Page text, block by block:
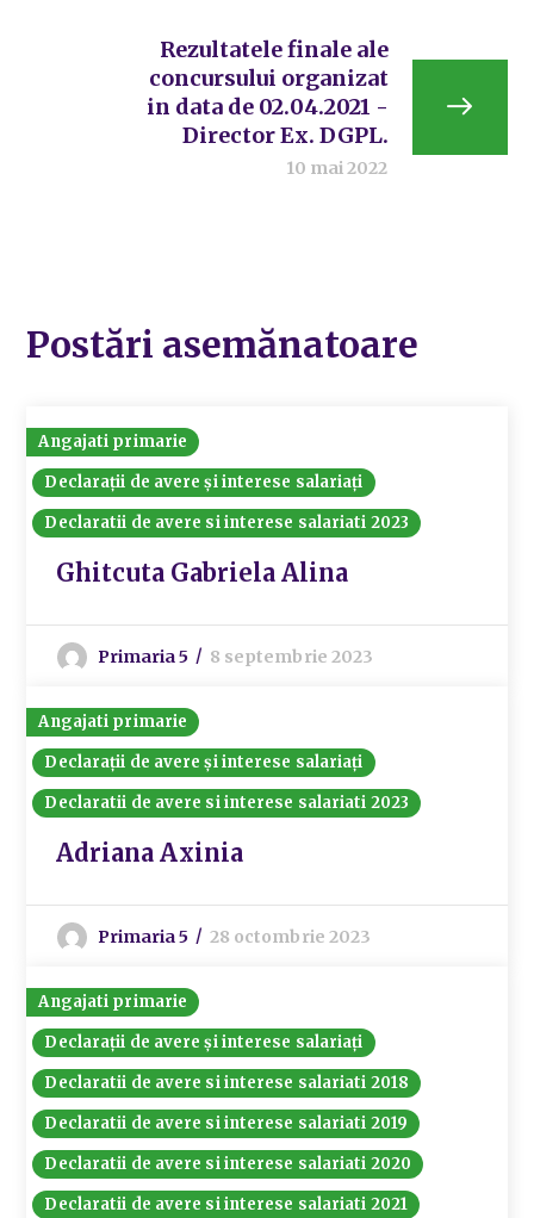
Rezultatele finale ale
concursului organizat
in data de 02.04.2021 -
Director Ex. DGPL.
10 mai 2022
Postări asemănatoare
Angajati primarie
Declarații de avere și interese salariați
Declaratii de avere si interese salariati 2023
Ghitcuta Gabriela Alina
Primaria 5 8 septembrie 2023
Angajati primarie
Declarații de avere și interese salariați
Declaratii de avere si interese salariati 2023
Adriana Axinia
Primaria 5 28 octombrie 2023
Angajati primarie
Declarații de avere și interese salariați
Declaratii de avere si interese salariati 2018
Declaratii de avere si interese salariati 2019
Declaratii de avere si interese salariati 2020
Declaratii de avere si interese salariati 2021